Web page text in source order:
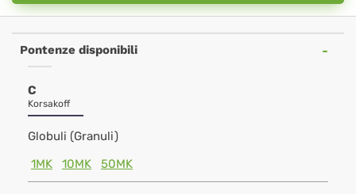
Pontenze disponibili
C
Korsakoff
Globuli (Granuli)
1MK
10MK 50MK